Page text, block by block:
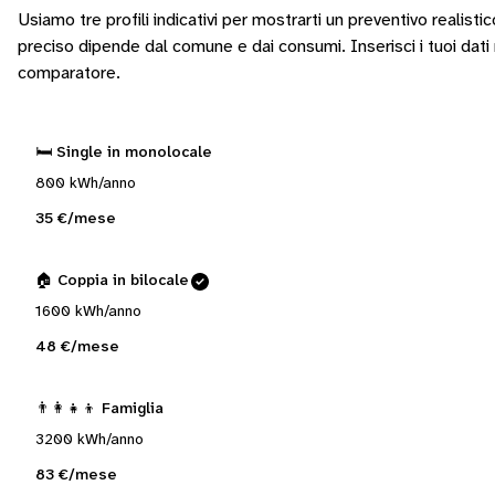
Usiamo tre profili indicativi per mostrarti un preventivo
preciso dipende dal comune e dai consumi. Inserisci i tuoi dati
comparatore.
🛏️ Single in monolocale
800 kWh/anno
35 €/mese
🏠 Coppia in bilocale
1600 kWh/anno
48 €/mese
👨‍👩‍👧‍👦 Famiglia
3200 kWh/anno
83 €/mese